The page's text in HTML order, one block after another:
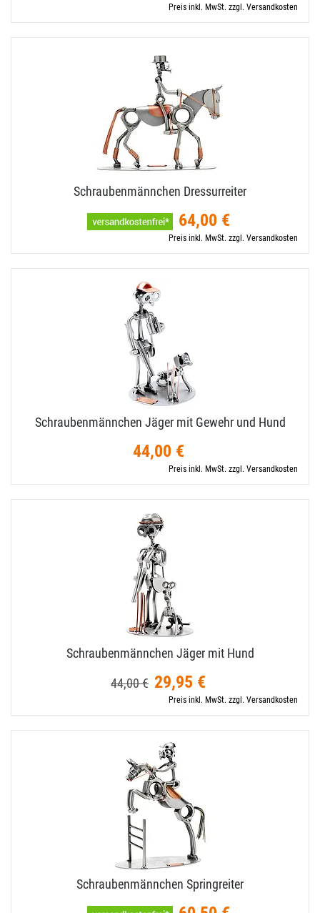
Preis inkl. MwSt. zzgl. Versandkosten
Schraubenmännchen Dressurreiter
64,00 €
Preis inkl. MwSt. zzgl. Versandkosten
Schraubenmännchen Jäger mit Gewehr und Hund
44,00 €
Preis inkl. MwSt. zzgl. Versandkosten
Schraubenmännchen Jäger mit Hund
44,00 € 29,95 €
Preis inkl. MwSt. zzgl. Versandkosten
Schraubenmännchen Springreiter